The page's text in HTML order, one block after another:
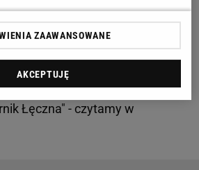
o ogromnej zmianie w
że z dniem 29 kwietnia
Nadzorczej Pan Adam
z funkcji Prezesa
Łęczna" - czytamy w
ZAAWANSOWANE
AKCEPTUJĘ